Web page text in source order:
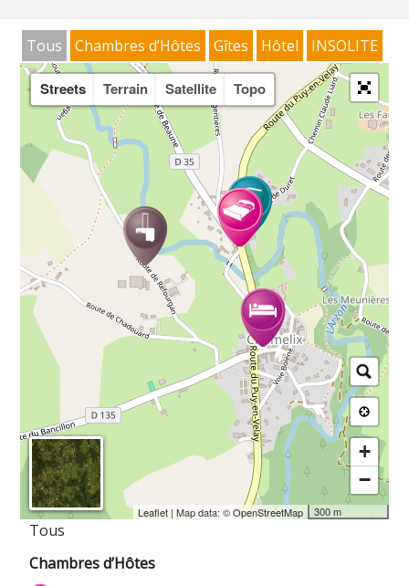
Tous Chambres d’Hôtes Gîtes Hôtel INSOLITE
Streets Terrain Satellite Topo
+
−
300 m
Leaflet| Map data: ©OpenStreetMap
Tous
Chambres d’Hôtes